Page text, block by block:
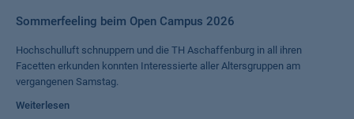
Sommerfeeling beim Open Campus 2026
Hochschulluft schnuppern und die TH Aschaffenburg in all ihren
Facetten erkunden konnten Interessierte aller Altersgruppen am
vergangenen Samstag.
Weiterlesen